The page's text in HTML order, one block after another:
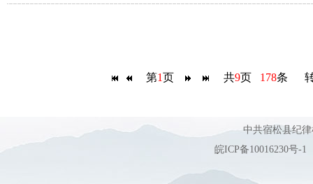
第1页 共9页 178条 转
中共宿松县纪
皖ICP备10016230号-1